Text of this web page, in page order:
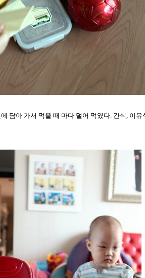
담아 가서 먹을 때 마다 덜어 먹였다. 간식, 이